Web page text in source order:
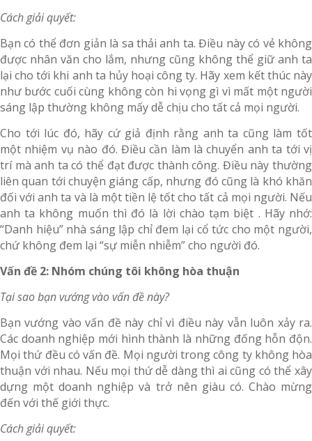
Cách giải quyết:
Bạn có thể đơn giản là sa thải anh ta. Điều này có vẻ không
được nhân văn cho lắm, nhưng cũng không thể giữ anh ta
lại cho tới khi anh ta hủy hoại công ty. Hãy xem kết thúc này
như bước cuối cùng không còn hi vọng gì vì mất một người
sáng lập thường không mấy dễ chịu cho tất cả mọi người.
Cho tới lúc đó, hãy cứ giả định rằng anh ta cũng làm tốt
một nhiệm vụ nào đó. Điều cần làm là chuyển anh ta tới vị
trí mà anh ta có thể đạt được thành công. Điều này thường
liên quan tới chuyện giáng cấp, nhưng đó cũng là khó khăn
đối với anh ta và là một tiền lệ tốt cho tất cả mọi người. Nếu
anh ta không muốn thì đó là lời chào tạm biệt . Hãy nhớ:
“Danh hiệu” nhà sáng lập chỉ đem lại cổ tức cho một người,
chứ không đem lại “sự miễn nhiễm” cho người đó.
Vấn đề 2: Nhóm chúng tôi không hòa thuận
Tại sao bạn vướng vào vấn đề này?
Bạn vướng vào vấn đề này chỉ vì điều này vẫn luôn xảy ra.
Các doanh nghiệp mới hình thành là những đống hỗn độn.
Mọi thứ đều có vấn đề. Mọi người trong công ty không hòa
thuận với nhau. Nếu mọi thứ dễ dàng thì ai cũng có thể xây
dựng một doanh nghiệp và trở nên giàu có. Chào mừng
đến với thế giới thực.
Cách giải quyết: